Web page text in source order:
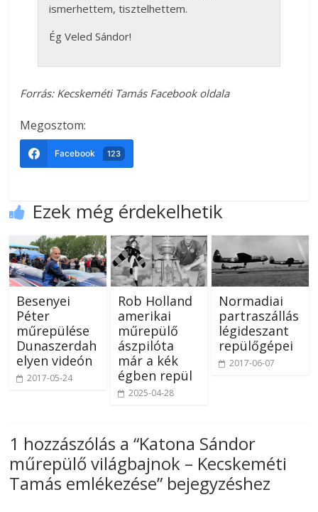
ismerhettem, tisztelhettem.
Ég Veled Sándor!
Forrás: Kecskeméti Tamás Facebook oldala
Megosztom:
Facebook 123
Ezek még érdekelhetik
Besenyei
Péter
műrepülése
Dunaszerdah
elyen videón
2017-05-24
Rob Holland
amerikai
műrepülő
ászpilóta
már a kék
égben repül
2025-04-28
Normadiai
partraszállás
légideszant
repülőgépei
2017-06-07
1 hozzászólás a “Katona Sándor
műrepülő világbajnok – Kecskeméti
Tamás emlékezése” bejegyzéshez